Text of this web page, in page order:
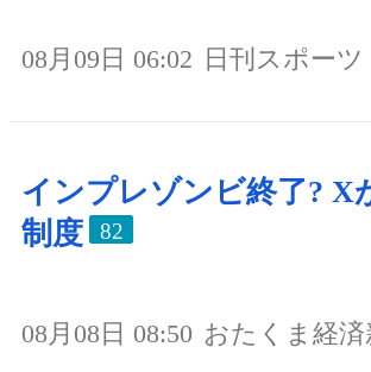
08月09日 06:02 日刊スポーツ
インプレゾンビ終了? X
制度
82
08月08日 08:50 おたくま経済